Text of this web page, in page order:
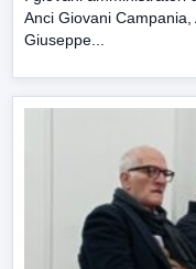
Anci Giovani
Giuseppe...